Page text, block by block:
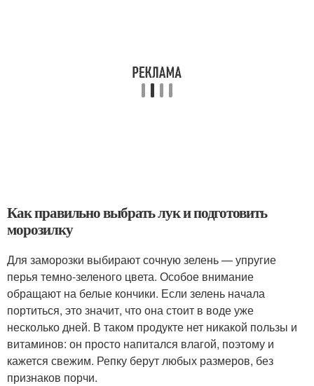
Как правильно выбрать лук и подготовить
морозилку
Для заморозки выбирают сочную зелень — упругие
перья темно-зеленого цвета. Особое внимание
обращают на белые кончики. Если зелень начала
портиться, это значит, что она стоит в воде уже
несколько дней. В таком продукте нет никакой пользы и
витаминов: он просто напитался влагой, поэтому и
кажется свежим. Репку берут любых размеров, без
признаков порчи.